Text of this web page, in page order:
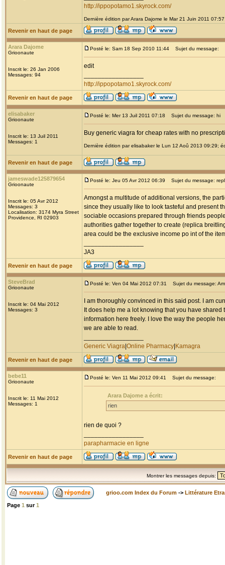
http://ippopotamo1.skyrock.com/
Dernière édition par Arara Dajome le Mar 21 Juin 2011
Revenir en haut de page
Arara Dajome
Grioonaute
Inscrit le: 26 Jan 2006
Messages: 94
Posté le: Sam 18 Sep 2010 11:44 Sujet du message:
edit
http://ippopotamo1.skyrock.com/
Revenir en haut de page
elisabaker
Grioonaute
Inscrit le: 13 Juil 2011
Messages: 1
Posté le: Mer 13 Juil 2011 07:18 Sujet du message: hi
Buy generic viagra for cheap rates with no
Dernière édition par elisabaker le Lun 12 Aoû 2013 09:29;
Revenir en haut de page
jameswade125879654
Grioonaute
Inscrit le: 05 Avr 2012
Messages: 3
Localisation: 3174 Myra Street
Providence, RI 02903
Posté le: Jeu 05 Avr 2012 06:39 Sujet du message:
Amongst a multitude of additional versions, the
since they usually like to look tasteful and present
sociable occasions prepared through friends
authorities gather together to create (replica
area could be the exclusive income po int of the
JA3
Revenir en haut de page
SteveBrad
Grioonaute
Inscrit le: 04 Mai 2012
Messages: 3
Posté le: Ven 04 Mai 2012 07:31 Sujet du message:
I am thoroughly convinced in this said post. I am
It does help me a lot knowing that you have shared
information here freely. I love the way the people
we are able to read.
Generic Viagra Online Pharmacy Kamagra
Revenir en haut de page
bebe11
Grioonaute
Inscrit le: 11 Mai 2012
Messages: 1
Posté le: Ven 11 Mai 2012 09:41 Sujet du message:
Arara Dajome a écrit:
rien
rien de quoi ?
parapharmacie en ligne
Revenir en haut de page
Montrer les messages depuis:
grioo.com Index du Forum -> Littérature
Page 1 sur1